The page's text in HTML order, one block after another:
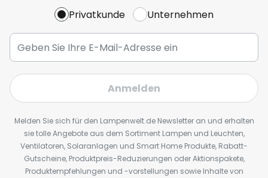
Privatkunde Unternehmen
Anmelden
Melden Sie sich für den Lampenwelt.de Newsletter an und erhalten
sie tolle Angebote aus dem Sortiment Lampen und Leuchten,
Ventilatoren, Solaranlagen und Smart Home Produkte, Rabatt-
Gutscheine, Produktpreis-Reduzierungen oder Aktionspakete,
Produktempfehlungen und -vorstellungen sowie Inhalte von